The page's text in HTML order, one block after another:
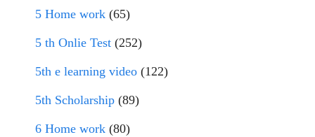
5 Home work (65)
5 th Onlie Test (252)
5th e learning video (122)
5th Scholarship (89)
6 Home work (80)